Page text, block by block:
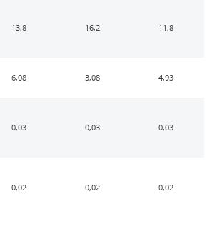
13,8 16,2 11,8
6,08 3,08 4,93
0,03 0,03 0,03
0,02 0,02 0,02